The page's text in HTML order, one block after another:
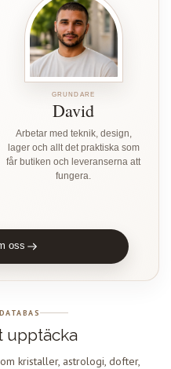
GRUNDARE
David
Arbetar med teknik, design,
lager och allt det praktiska som
får butiken och leveranserna att
fungera.
oss
upptäcka
kristaller, astrologi, dofter,